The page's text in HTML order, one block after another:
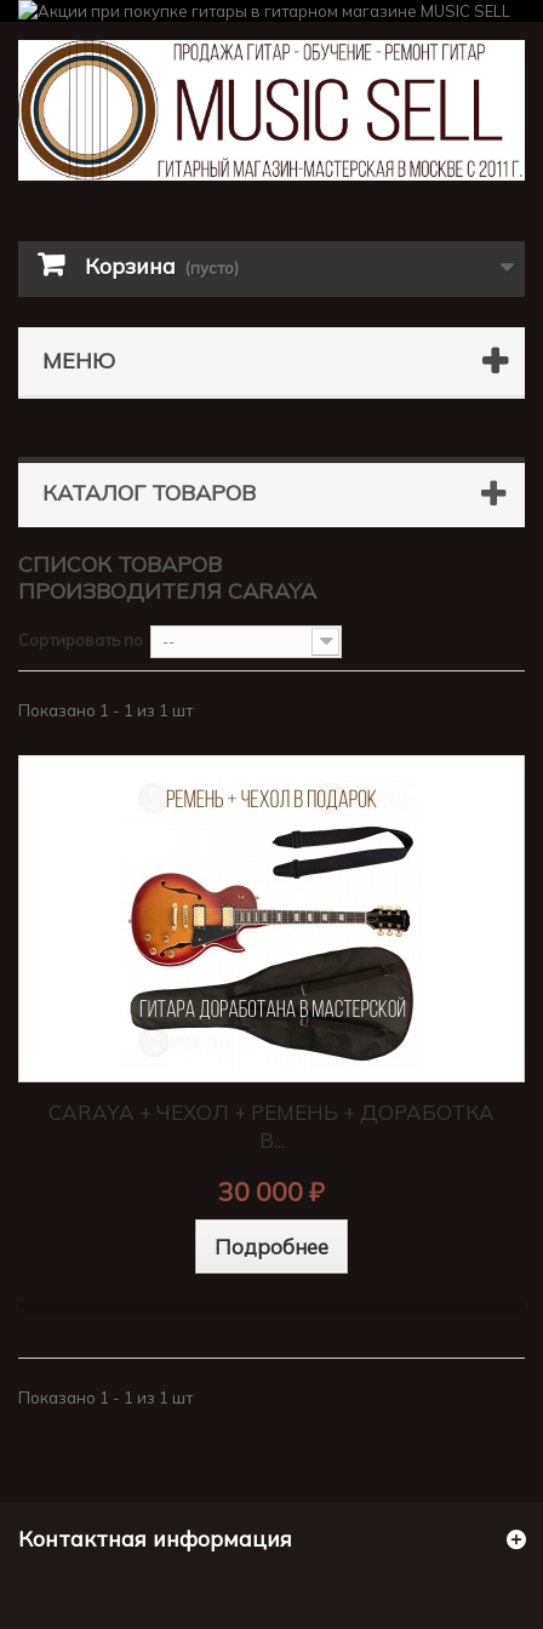
Корзина (пусто)
МЕНЮ
КАТАЛОГ ТОВАРОВ
СПИСОК ТОВАРОВ
ПРОИЗВОДИТЕЛЯ CARAYA
Сортировать по --
Показано 1 - 1 из 1 шт
CARAYA + ЧЕХОЛ + РЕМЕНЬ + ДОРАБОТКА
В...
30 000 ₽
Подробнее
Показано 1 - 1 из 1 шт
Контактная информация